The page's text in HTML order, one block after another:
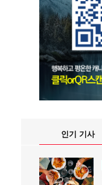
인기 기사